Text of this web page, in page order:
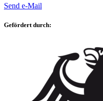
Send e-Mail
Gefördert durch: